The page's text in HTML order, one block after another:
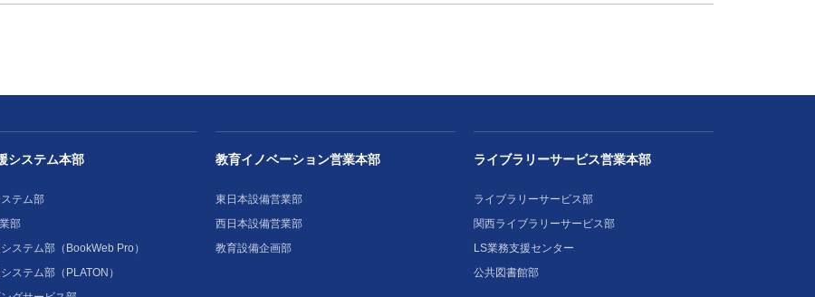
システム本部
テム部
部
ステム部（BookWeb Pro）
ステム部（PLATON）
教育イノベーション営業本部
東日本設備営業部
西日本設備営業部
教育設備企画部
ライブラリーサービス営業本部
ライブラリーサービス部
関西ライブラリーサービス部
LS業務支援センター
公共図書館部